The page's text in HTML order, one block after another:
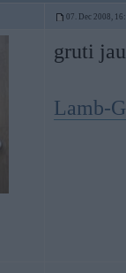
07. Dec 2008,
gruti
Lamb-